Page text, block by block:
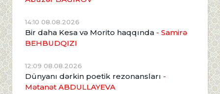
14:10 08.08.2026
Bir daha Kesa və Morito haqqında - Samirə
BEHBUDQIZI
12:09 08.08.2026
Dünyanı dərkin poetik rezonansları -
Mətanət ABDULLAYEVA